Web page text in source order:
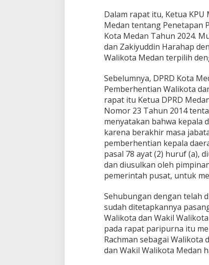
Dalam rapat itu, Ketua
Medan tentang Penetapan
Kota Medan Tahun 2024.
dan Zakiyuddin Harahap
Walikota Medan terpilih
Sebelumnya, DPRD Kota
Pemberhentian Walikota
rapat itu Ketua DPRD
Nomor 23 Tahun 2014
menyatakan bahwa kepala
karena berakhir masa
pemberhentian kepala
pasal 78 ayat (2) huruf (a),
dan diusulkan oleh
pemerintah pusat, untuk
Sehubungan dengan telah
sudah ditetapkannya
Walikota dan Wakil
pada rapat paripurna itu
Rachman sebagai Walikota
dan Wakil Walikota Medan